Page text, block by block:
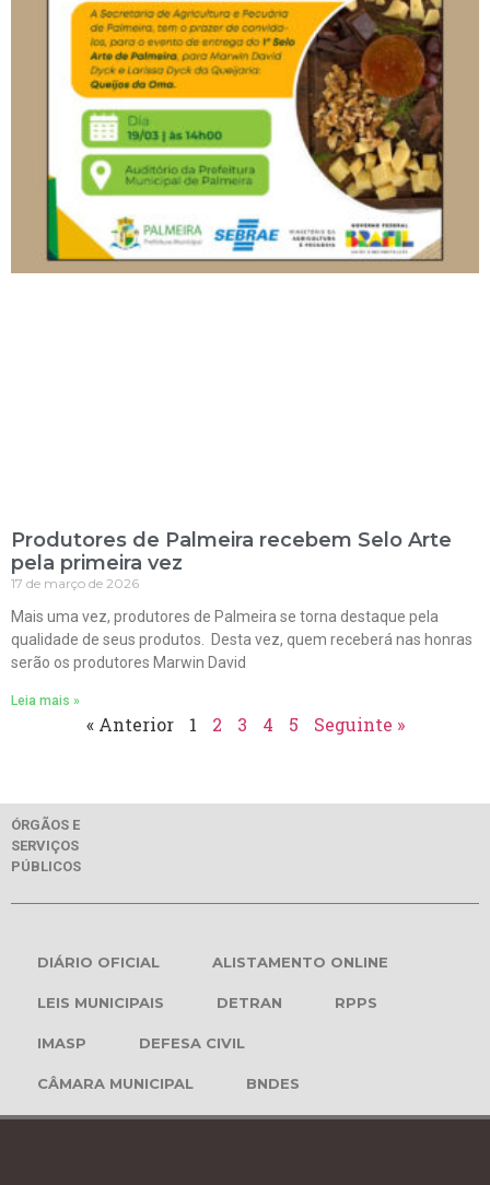
Produtores de Palmeira recebem Selo Arte
pela primeira vez
17 de março de 2026
Mais uma vez, produtores de Palmeira se torna destaque pela
qualidade de seus produtos. Desta vez, quem receberá nas honras
serão os produtores Marwin David
Leia mais »
« Anterior 1 2 3 4 5 Seguinte »
ÓRGÃOS E
SERVIÇOS
PÚBLICOS
DIÁRIO OFICIAL ALISTAMENTO ONLINE
LEIS MUNICIPAIS DETRAN RPPS
IMASP DEFESA CIVIL
CÂMARA MUNICIPAL BNDES